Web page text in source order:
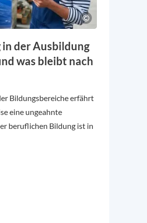
der Ausbildung
was bleibt nach
Bildungsbereiche erfährt
eine ungeahnte
beruflichen Bildung ist in